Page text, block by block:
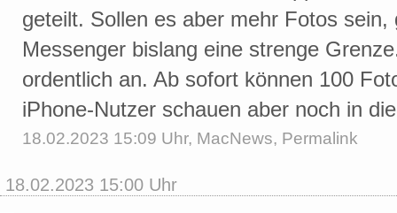
geteilt. Sollen es aber mehr Fotos sein,
Messenger bislang eine strenge
ordentlich an. Ab sofort können 100
iPhone-Nutzer schauen aber noch in
18.02.2023 15:09 Uhr, MacNews, Permalink
18.02.2023 15:00 Uhr